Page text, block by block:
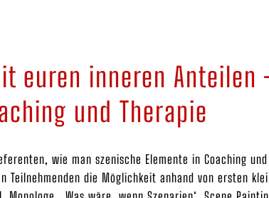
euren inneren Anteilen
und Therapie
wie man szenische Elemente in Coaching
die Möglichkeit anhand von ersten